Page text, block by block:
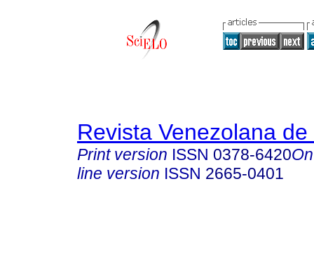
Revista Venezolana
Print version ISSN 0378-6420
line version ISSN 2665-0401